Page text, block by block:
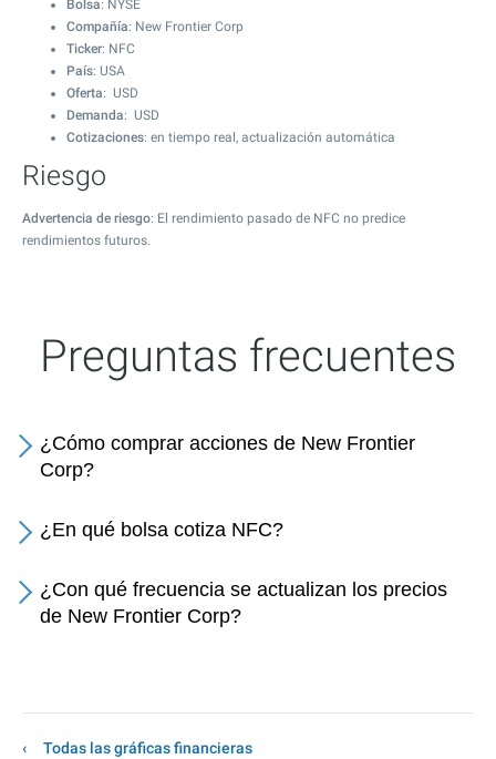
Bolsa: NYSE
Compañía: New Frontier Corp
Ticker: NFC
País: USA
Oferta: USD
Demanda: USD
Cotizaciones: en tiempo real, actualización automática
Riesgo
Advertencia de riesgo: El rendimiento pasado de NFC no predice
rendimientos futuros.
Preguntas frecuentes
¿Cómo comprar acciones de New Frontier
Corp?
¿En qué bolsa cotiza NFC?
¿Con qué frecuencia se actualizan los precios
de New Frontier Corp?
Todas las gráficas financieras